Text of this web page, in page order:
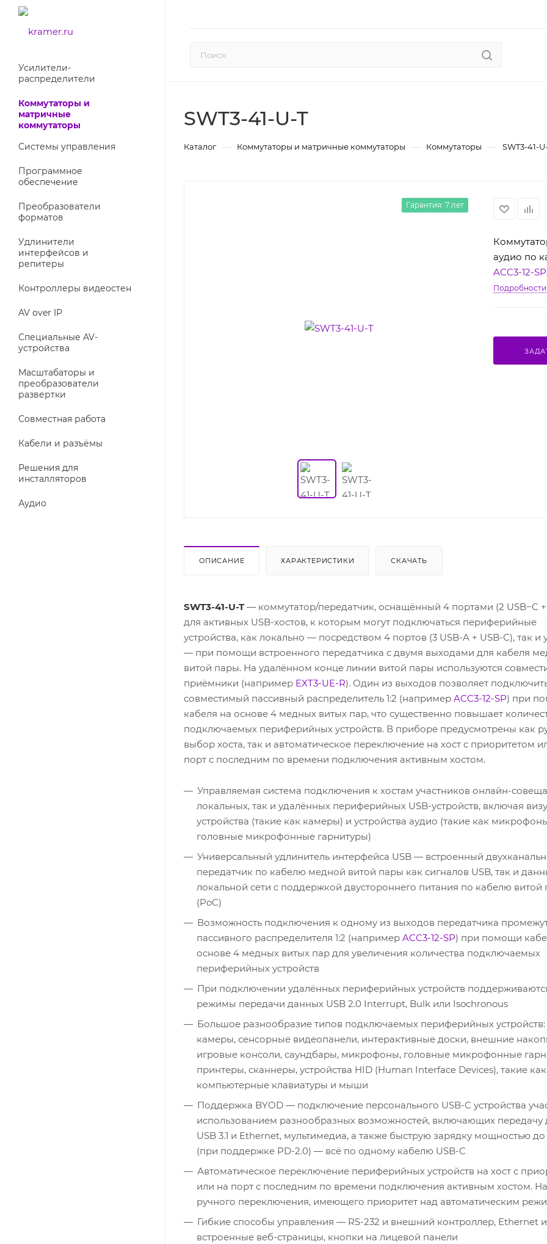
Усилители-
раcпределители
Коммутаторы и
матричные
коммутаторы
Системы управления
Программное
обеспечение
Преобразователи
форматов
Удлинители
интерфейсов и
репитеры
Контроллеры видеостен
AV over IP
Специальные AV-
устройства
Масштабаторы и
преобразователи
развертки
Совместная работа
Кабели и разъёмы
Решения для
инсталляторов
Аудио
SWT3-41-U-T
Каталог — Коммутаторы и матричные коммутаторы — Коммутаторы — SWT3-41-
Гарантия: 7 лет
аудио по
ACC3-12-SP
Подробности
ОПИСАНИЕ ХАРАКТЕРИСТИКИ СКАЧАТЬ
SWT3-41-U-T— коммутатор/передатчик, оснащённый 4 портами (2 USB−C +
для активных USB-хостов, к которым могут подключаться периферийные
устройства, как локально — посредством 4 портов (3 USB-A + USB-C), так и
— при помощи встроенного передатчика с двумя выходами для кабеля
витой пары. На удалённом конце линии витой пары используются
приёмники (например EXT3-UE-R). Один из выходов позволяет
совместимый пассивный распределитель 1:2 (например ACC3-12-SP) при
кабеля на основе 4 медных витых пар, что существенно повышает
подключаемых периферийных устройств. В приборе предусмотрены как
выбор хоста, так и автоматическое переключение на хост с приоритетом
порт с последним по времени подключения активным хостом.
Управляемая система подключения к хостам участников онлайн-
локальных, так и удалённых периферийных USB-устройств, включая
устройства (такие как камеры) и устройства аудио (такие как
головные микрофонные гарнитуры)
Универсальный удлинитель интерфейса USB — встроенный
передатчик по кабелю медной витой пары как сигналов USB, так и
локальной сети с поддержкой двустороннего питания по кабелю витой
(PoC)
Возможность подключения к одному из выходов передатчика
пассивного распределителя 1:2 (например ACC3-12-SP) при помощи
основе 4 медных витых пар для увеличения количества подключаемых
периферийных устройств
При подключении удалённых периферийных устройств
режимы передачи данных USB 2.0 Interrupt, Bulk или Isochronous
Большое разнообразие типов подключаемых периферийных устройств:
камеры, сенсорные видеопанели, интерактивные доски, внешние
игровые консоли, саундбары, микрофоны, головные микрофонные
принтеры, сканнеры, устройства HID (Human Interface Devices), такие как
компьютерные клавиатуры и мыши
Поддержка BYOD — подключение персонального USB-C устройства
использованием разнообразных возможностей, включающих передачу
USB 3.1 и Ethernet, мультимедиа, а также быструю зарядку мощностью
(при поддержке PD-2.0) — всё по одному кабелю USB-C
Автоматическое переключение периферийных устройств на хост с
или на порт с последним по времени подключения активным хостом.
ручного переключения, имеющего приоритет над автоматическим
Гибкие способы управления — RS-232 и внешний контроллер, Ethernet и
встроенные веб-страницы, кнопки на лицевой панели